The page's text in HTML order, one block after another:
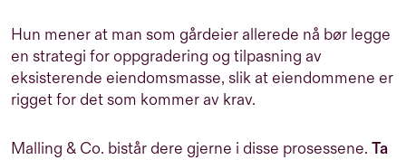
Hun mener at man som gårdeier allerede nå bør legge
en strategi for oppgradering og tilpasning av
eksisterende eiendomsmasse, slik at eiendommene er
rigget for det som kommer av krav.
Malling & Co. bistår dere gjerne i disse prosessene. Ta